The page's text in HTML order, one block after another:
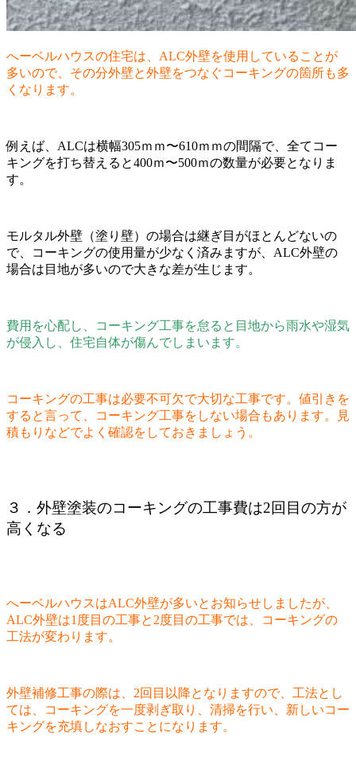
へーベルハウスの住宅は、ALC外壁を使用していることが
多いので、その分外壁と外壁をつなぐコーキングの箇所も多
くなります。
例えば、ALCは横幅305ｍｍ〜610ｍｍの間隔で、全てコー
キングを打ち替えると400ｍ〜500ｍの数量が必要となりま
す。
モルタル外壁（塗り壁）の場合は継ぎ目がほとんどないの
で、コーキングの使用量が少なく済みますが、ALC外壁の
場合は目地が多いので大きな差が生じます。
費用を心配し、コーキング工事を怠ると目地から雨水や湿気
が侵入し、住宅自体が傷んでしまいます。
コーキングの工事は必要不可欠で大切な工事です。値引きを
すると言って、コーキング工事をしない場合もあります。見
積もりなどでよく確認をしておきましょう。
３．外壁塗装のコーキングの工事費は2回目の方が
高くなる
へーベルハウスはALC外壁が多いとお知らせしましたが、
ALC外壁は1度目の工事と2度目の工事では、コーキングの
工法が変わります。
外壁補修工事の際は、2回目以降となりますので、工法とし
ては、コーキングを一度剥ぎ取り、清掃を行い、新しいコー
キングを充填しなおすことになります。